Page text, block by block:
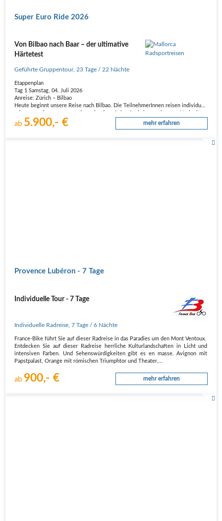
Super Euro Ride 2026
Von Bilbao nach Baar – der ultimative
Härtetest
Geführte Gruppentour, 23 Tage / 22 Nächte
Etappenplan
Tag 1 Samstag, 04. Juli 2026
Anreise: Zürich – Bilbao
Heute beginnt unsere Reise nach Bilbao. Die TeilnehmerInnen reisen individuell
ausreichend Zeit, um uns mit den Mieträdern vertraut zu machen. Es werden
letzte Einstellungen…
ab 5.900,- € mehr erfahren
Provence Lubéron - 7 Tage
Individuelle Tour - 7 Tage
Individuelle Radreise ,7 Tage / 6 Nächte
France-Bike führt Sie auf dieser Radreise in das Paradies um den Mont Ventoux.
Entdecken Sie auf dieser Radreise herrliche Kulturlandschaften in Licht und
intensiven Farben. Und Sehenswürdigkeiten gibt es en masse. Avignon mit
Papstpalast, Orange mit römischen Triumphtor und Theater,…
ab 900,- € mehr erfahren